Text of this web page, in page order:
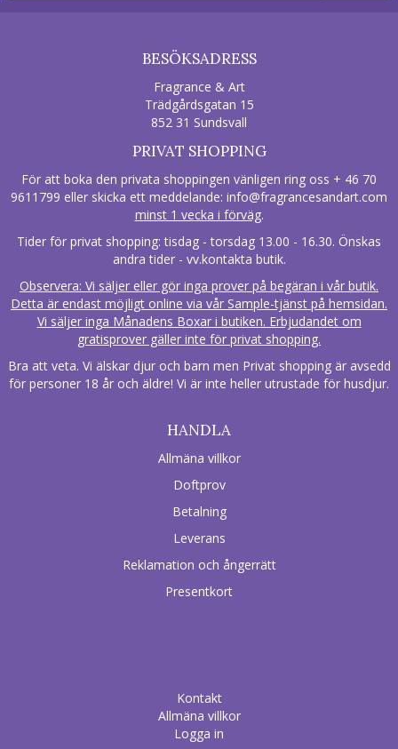
BESÖKSADRESS
Fragrance & Art
Trädgårdsgatan 15
852 31 Sundsvall
PRIVAT SHOPPING
För att boka den privata shoppingen vänligen ring oss + 46 70
9611799 eller skicka ett meddelande: info@fragrancesandart.com
minst 1 vecka i förväg.
Tider för privat shopping: tisdag - torsdag 13.00 - 16.30. Önskas
andra tider - vv.kontakta butik.
Observera: Vi säljer eller gör inga prover på begäran i vår butik.
Detta är endast möjligt online via vår Sample-tjänst på hemsidan.
Vi säljer inga Månadens Boxar i butiken. Erbjudandet om
gratisprover gäller inte för privat shopping.
Bra att veta. Vi älskar djur och barn men Privat shopping är avsedd
för personer 18 år och äldre! Vi är inte heller utrustade för husdjur.
HANDLA
Allmäna villkor
Doftprov
Betalning
Leverans
Reklamation och ångerrätt
Presentkort
Kontakt
Allmäna villkor
Logga in